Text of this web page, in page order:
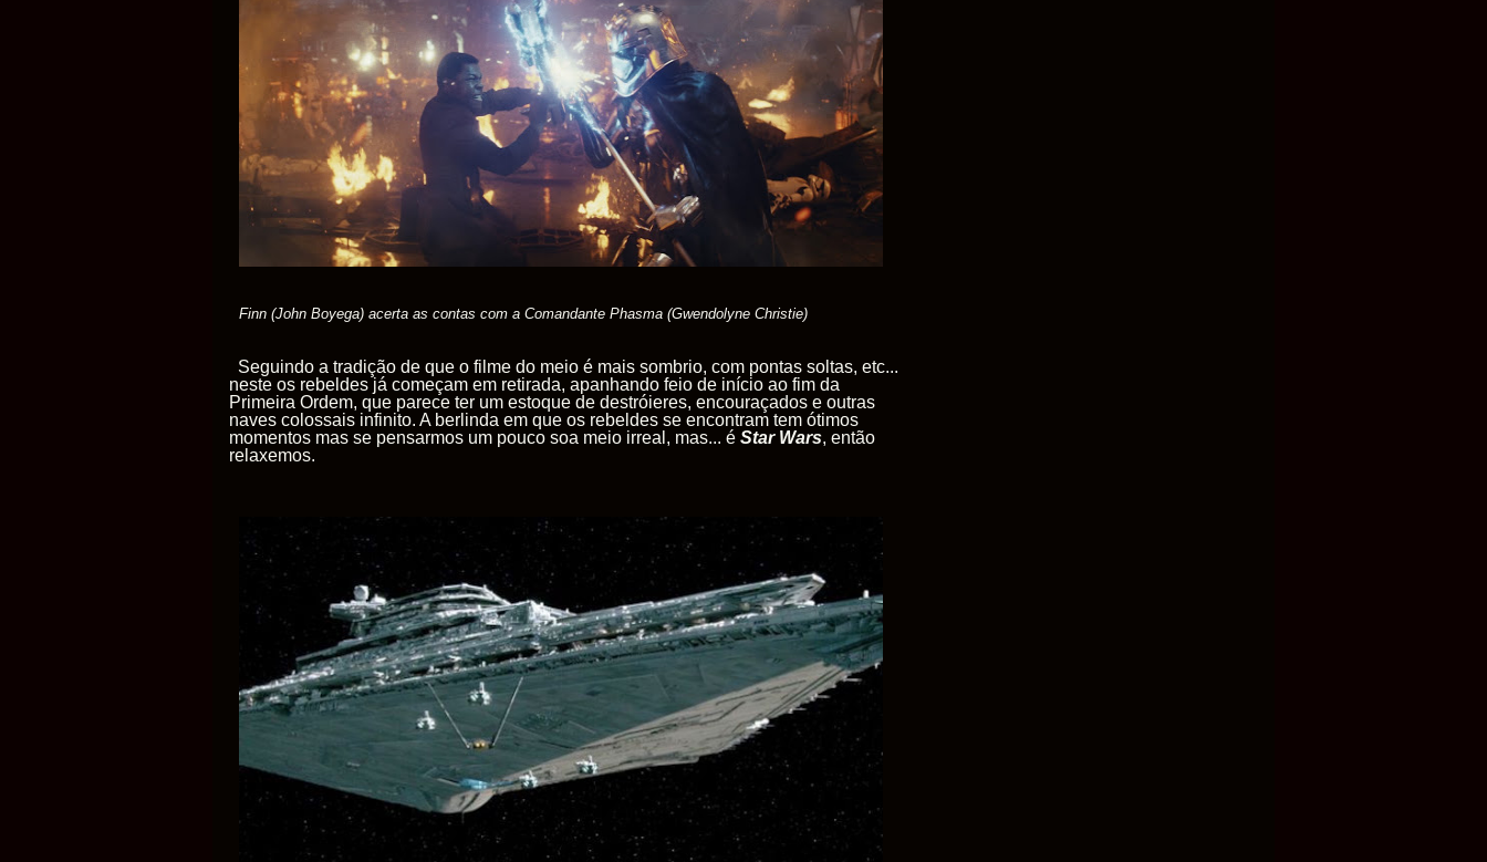
Finn (John Boyega) acerta as contas com a Comandante Phasma (Gwendolyne Christie)
Seguindo a tradição de que o filme do meio é mais sombrio, com pontas soltas, etc...
neste os rebeldes já começam em retirada, apanhando feio de início ao fim da
Primeira Ordem, que parece ter um estoque de destróieres, encouraçados e outras
naves colossais infinito. A berlinda em que os rebeldes se encontram tem ótimos
momentos mas se pensarmos um pouco soa meio irreal, mas... é Star Wars, então
relaxemos.